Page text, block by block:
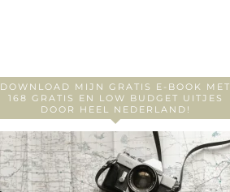
DOWNLOAD MIJN GRATIS E-BOOK MET
168 GRATIS EN LOW BUDGET UITJES
DOOR HEEL NEDERLAND!